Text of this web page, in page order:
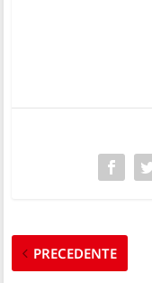
PRECEDENTE